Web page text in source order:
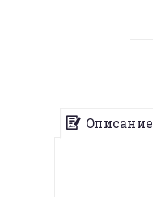
Описание